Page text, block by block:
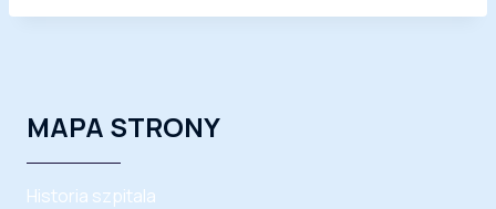
MAPA STRONY
Historia szpitala